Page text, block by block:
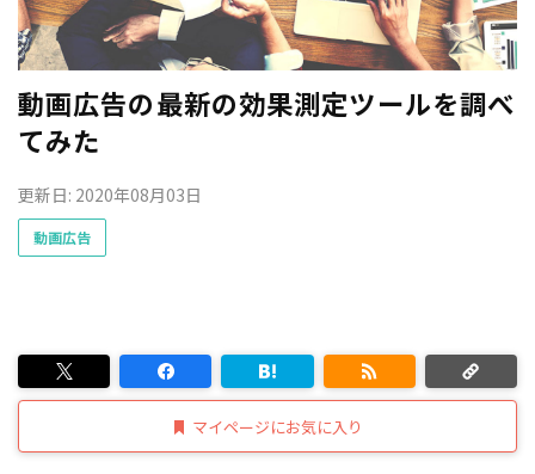
動画広告の最新の効果測定ツールを調べ
てみた
更新日: 2020年08月03日
動画広告
マイページにお気に入り